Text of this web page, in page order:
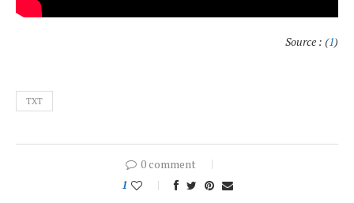
Source : (1)
TXT
0 comment
1